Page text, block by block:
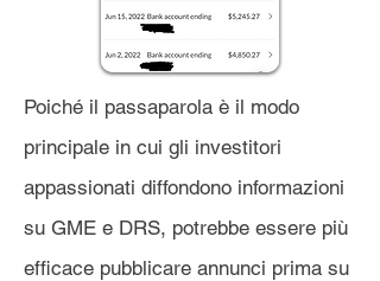
Poiché il passaparola è il modo
principale in cui gli investitori
appassionati diffondono informazioni
su GME e DRS, potrebbe essere più
efficace pubblicare annunci prima su